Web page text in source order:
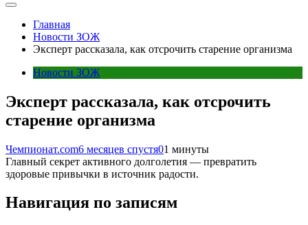
Главная
Новости ЗОЖ
Эксперт рассказала, как отсрочить старение организма
Новости ЗОЖ
Эксперт рассказала, как отсрочить
старение организма
Чемпионат.com6 месяцев спустя01 минуты
Главный секрет активного долголетия — превратить
здоровые привычки в источник радости.
Навигация по записям